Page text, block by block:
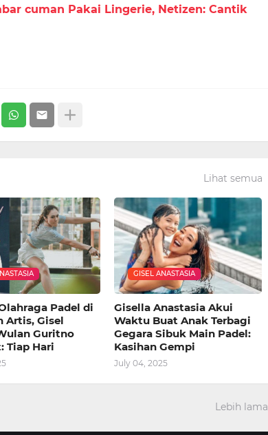
cuman Pakai Lingerie, Netizen: Cantik
Lihat semua
Padel di
Artis, Gisel
Guritno
Tiap Hari
GISEL ANASTASIA
Gisella Anastasia Akui
Waktu Buat Anak Terbagi
Gegara Sibuk Main Padel:
Kasihan Gempi
July 04, 2025
Lebih lama